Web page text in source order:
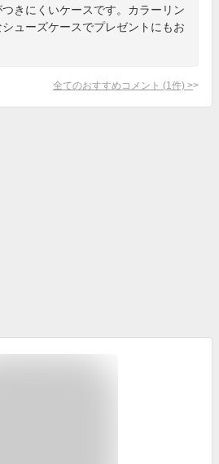
きにくいケースです。カラーリン
ューズケースでプレゼントにもお
全てのおすすめコメント (1 件) >